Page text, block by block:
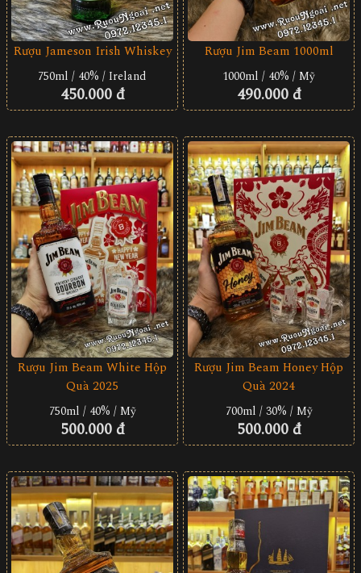
Rượu Jameson Irish Whiskey
750ml / 40% / Ireland
450.000 đ
Rượu Jim Beam 1000ml
1000ml / 40% / Mỹ
490.000 đ
Rượu Jim Beam White Hộp
Quà 2025
750ml / 40% / Mỹ
500.000 đ
Rượu Jim Beam Honey Hộp
Quà 2024
700ml / 30% / Mỹ
500.000 đ